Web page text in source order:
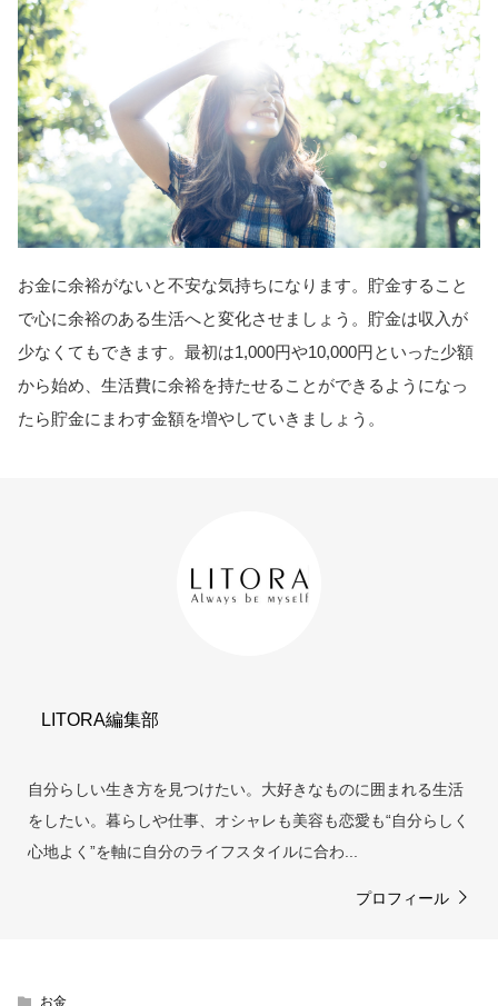
お金に余裕がないと不安な気持ちになります。貯金すること
で心に余裕のある生活へと変化させましょう。貯金は収入が
少なくてもできます。最初は1,000円や10,000円といった少額
から始め、生活費に余裕を持たせることができるようになっ
たら貯金にまわす金額を増やしていきましょう。
LITORA編集部
自分らしい生き方を見つけたい。大好きなものに囲まれる生活
をしたい。暮らしや仕事、オシャレも美容も恋愛も“自分らしく
心地よく”を軸に自分のライフスタイルに合わ...
プロフィール
お金